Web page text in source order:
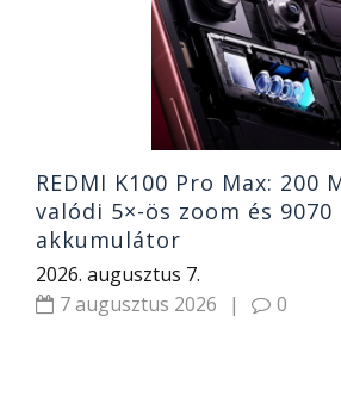
REDMI K100 Pro Max: 200
valódi 5×-ös zoom és 9070
akkumulátor
2026. augusztus 7.
7 augusztus 2026
| 0